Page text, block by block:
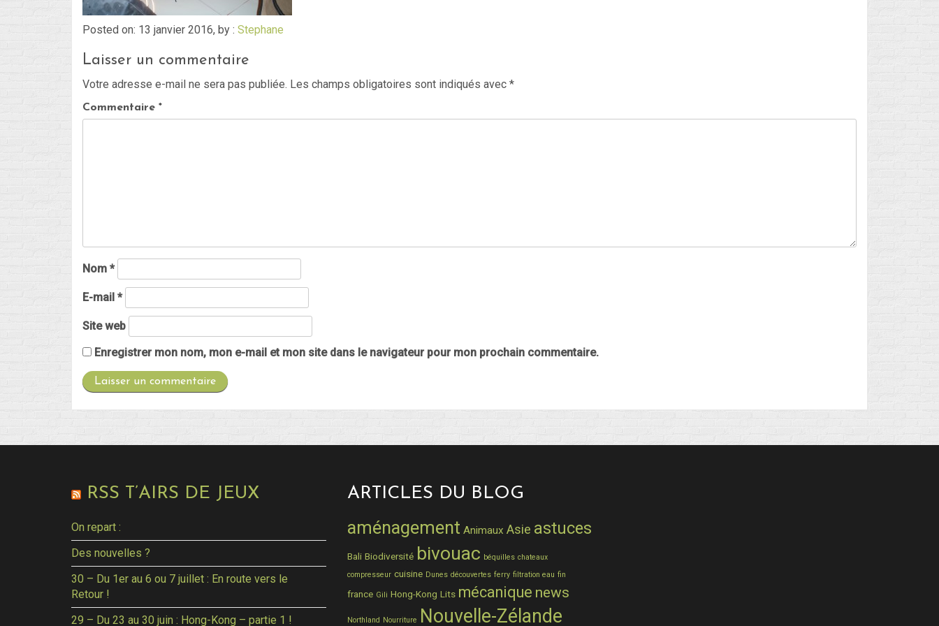
Posted on: 13 janvier 2016, by : Stephane
Laisser un commentaire
Votre adresse e-mail ne sera pas publiée. Les champs obligatoires sont indiqués avec *
Commentaire *
Nom *
E-mail *
Site web
Enregistrer mon nom, mon e-mail et mon site dans le navigateur pour mon prochain commentaire.
RSS T’AIRS DE JEUX
On repart :
Des nouvelles ?
30 – Du 1er au 6 ou 7 juillet : En route vers le
Retour !
29 – Du 23 au 30 juin : Hong-Kong – partie 1 !
ARTICLES DU BLOG
aménagement Animaux Asie astuces
Bali Biodiversité bivouac béquilles chateaux
compresseur cuisine Dunes découvertes ferry filtration eau fin
france Gili Hong-Kong Lits mécanique news
Northland Nourriture Nouvelle-Zélande